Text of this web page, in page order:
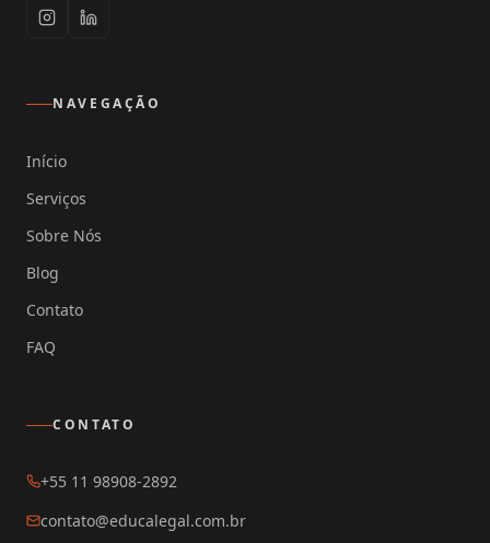
NAVEGAÇÃO
Início
Serviços
Sobre Nós
Blog
Contato
FAQ
CONTATO
+55 11 98908-2892
contato@educalegal.com.br